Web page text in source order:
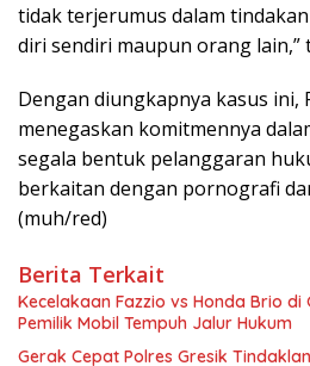
tidak terjerumus dalam
diri sendiri maupun orang lain,”
Dengan diungkapnya kasus ini,
menegaskan komitmennya
segala bentuk pelanggaran
berkaitan dengan pornografi
(muh/red)
Berita Terkait
Kecelakaan Fazzio vs Honda Brio
Pemilik Mobil Tempuh Jalur Hukum
Gerak Cepat Polres Gresik